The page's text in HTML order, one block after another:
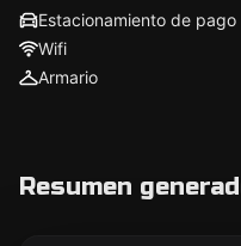
Estacionamiento de pago
Wifi
Armario
Resumen